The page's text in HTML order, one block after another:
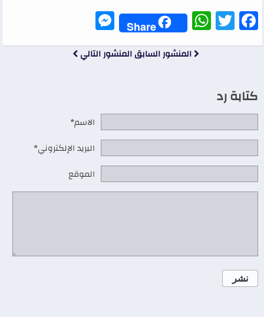
Facebook
Twitter
WhatsApp
Share
المنشور السابقالمنشور التالي
كتابة رد
الاسم*
البريد الإلكتروني*
الموقع
نشر